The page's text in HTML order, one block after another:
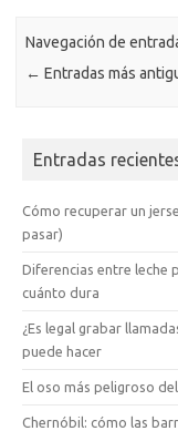
Navegación de
← Entradas más
Entradas
Cómo recuperar un
pasar)
Diferencias entre leche
cuánto dura
¿Es legal grabar
puede hacer
El oso más peligroso
Chernóbil: cómo las